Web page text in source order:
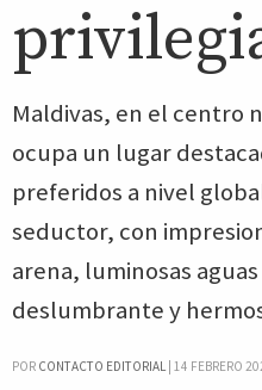
Maldivas, en el centro
ocupa un lugar
preferidos a nivel
seductor, con
arena, luminosas
deslumbrante y
POR CONTACTO EDITORIAL| 14 FEBRERO